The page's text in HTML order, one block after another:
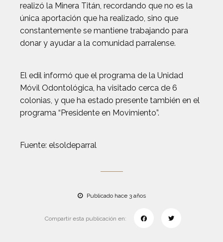
realizó la Minera Titán, recordando que no es la
única aportación que ha realizado, sino que
constantemente se mantiene trabajando para
donar y ayudar a la comunidad parralense.
El edil informó que el programa de la Unidad
Móvil Odontológica, ha visitado cerca de 6
colonias, y que ha estado presente también en el
programa “Presidente en Movimiento”.
Fuente: elsoldeparral
Publicado hace 3 años
Compartir esta publicación en: